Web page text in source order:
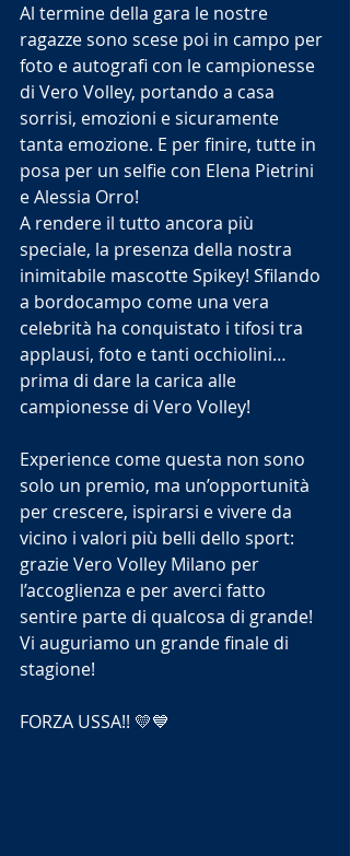
Al termine della gara le nostre
ragazze sono scese poi in campo per
foto e autografi con le campionesse
di Vero Volley, portando a casa
sorrisi, emozioni e sicuramente
tanta emozione. E per finire, tutte in
posa per un selfie con Elena Pietrini
e Alessia Orro!
A rendere il tutto ancora più
speciale, la presenza della nostra
inimitabile mascotte Spikey! Sfilando
a bordocampo come una vera
celebrità ha conquistato i tifosi tra
applausi, foto e tanti occhiolini…
prima di dare la carica alle
campionesse di Vero Volley!
Experience come questa non sono
solo un premio, ma un’opportunità
per crescere, ispirarsi e vivere da
vicino i valori più belli dello sport:
grazie Vero Volley Milano per
l’accoglienza e per averci fatto
sentire parte di qualcosa di grande!
Vi auguriamo un grande finale di
stagione!
FORZA USSA!! 💛💙